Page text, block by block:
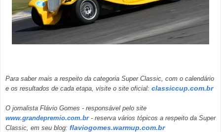
Para saber mais a respeito da categoria Super Classic, com o calendário
e os resultados de cada etapa, visite o site oficial: classiccup.com.br
O jornalista Flávio Gomes - responsável pelo site
www.grandepremio.com.br- reserva vários tópicos a respeito da Super
Classic, em seu blog: flaviogomes.warmup.com.br